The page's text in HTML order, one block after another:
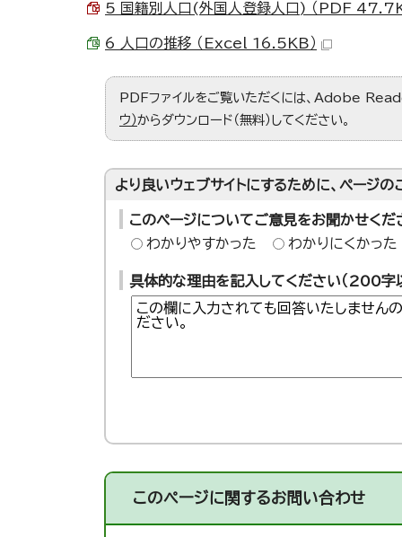
5 国籍別人口(外国人登録人口) （PDF
6 人口の推移 （Excel 16.5KB）
PDFファイルをご覧いただくには、Adobe
ウ）からダウンロード（無料）してください。
より良いウェブサイトにするために、ページ
このページについてご意見をお聞かせくだ
わかりやすかった
わかりにくかった
具体的な理由を記入してください（200字
このページに関するお問い合わせ